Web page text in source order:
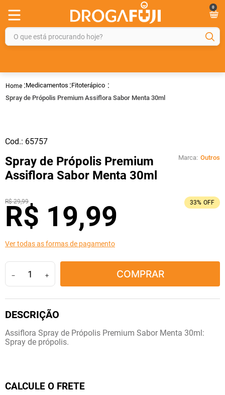
0
O que está procurando hoje?
Medicamentos Fitoterápico
Spray de Própolis Premium Assiflora Sabor Menta 30ml
Cod.: 65757
Spray de Própolis Premium
Assiflora Sabor Menta 30ml
Marca: Outros
R$ 29,99
R$ 19,99 33% OFF
Ver todas as formas de pagamento
＋
－ COMPRAR
Assiflora Spray de Própolis Premium Sabor Menta 30ml:
Spray de própolis.
CALCULE O FRETE
2º
gelmax
5º
protetor solar
6º
shampoo
7 º
dipirona
8º
fraldas geriátricas
º
sveda